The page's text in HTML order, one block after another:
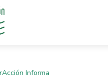
Informa